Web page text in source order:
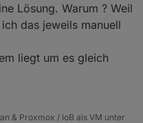
Lösung. Warum ? Weil
das jeweils manuell
liegt um es gleich
& Proxmox / IoB als VM unter